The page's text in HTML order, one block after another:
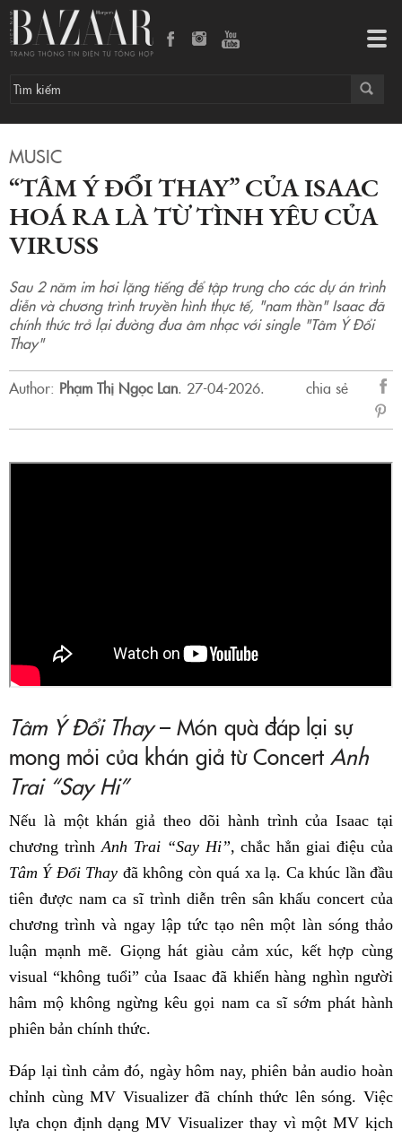
MUSIC
“TÂM Ý ĐỔI THAY” CỦA ISAAC
HOÁ RA LÀ TỪ TÌNH YÊU CỦA
VIRUSS
Sau 2 năm im hơi lặng tiếng để tập trung cho các dự án trình
diễn và chương trình truyền hình thực tế, "nam thần" Isaac đã
chính thức trở lại đường đua âm nhạc với single "Tâm Ý Đổi
Thay"
Author: Phạm Thị Ngọc Lan. 27-04-2026.
chia sẻ
sẻ
Tâm Ý Đổi Thay– Món quà đáp lại sự
mong mỏi của khán giả từ Concert Anh
Trai “Say Hi”
Nếu là một khán giả theo dõi hành trình của Isaac tại
chương trình Anh Trai “Say Hi”, chắc hẳn giai điệu của
Tâm Ý Đổi Thay đã không còn quá xa lạ. Ca khúc lần đầu
tiên được nam ca sĩ trình diễn trên sân khấu concert của
chương trình và ngay lập tức tạo nên một làn sóng thảo
luận mạnh mẽ. Giọng hát giàu cảm xúc, kết hợp cùng
visual “không tuổi” của Isaac đã khiến hàng nghìn người
hâm mộ không ngừng kêu gọi nam ca sĩ sớm phát hành
phiên bản chính thức.
Đáp lại tình cảm đó, ngày hôm nay, phiên bản audio hoàn
chỉnh cùng MV Visualizer đã chính thức lên sóng. Việc
lựa chọn định dạng MV Visualizer thay vì một MV kịch